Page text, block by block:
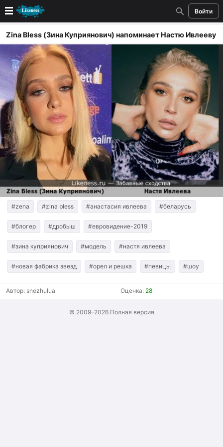
Войти
Новые
Лучшие
Голосование
Кандидаты
Случайное сходство 👍
Создать сходство
Для публикации необходима авторизация
Поиск
Zina Bless (Зина Куприянович) напоминает Настю Ивлееву
#zena #zina bless #анастасия ивлеева #беларусь
#блогер #дробыш #евровидение-2019
#зина куприянович #модель #настя ивлеева
#новая фабрика звезд #орел и решка #певицы #шоу
Автор: snezhulua Оценка: 28
© 2009–2026 Полная версия